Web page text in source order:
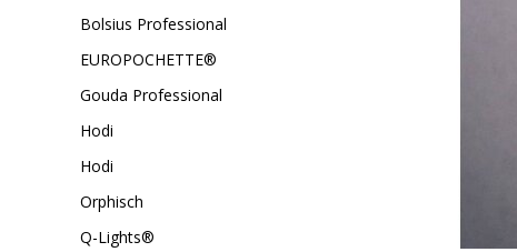
Bolsius Professional
EUROPOCHETTE®
Gouda Professional
Hodi
Hodi
Orphisch
Q-Lights®